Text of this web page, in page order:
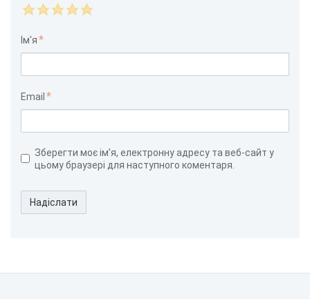
Ім'я
Email
Зберегти моє ім’я, електронну адресу та веб-сайт у
цьому браузері для наступного коментаря.
Надіслати